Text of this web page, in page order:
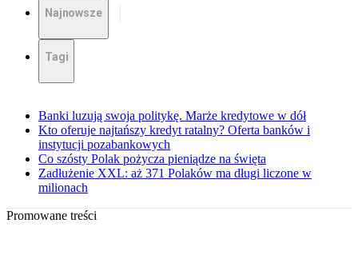
Najnowsze
Tagi
Banki luzują swoja politykę. Marże kredytowe w dół
Kto oferuje najtańszy kredyt ratalny? Oferta banków i
instytucji pozabankowych
Co szósty Polak pożycza pieniądze na święta
Zadłużenie XXL: aż 371 Polaków ma długi liczone w
milionach
Promowane treści